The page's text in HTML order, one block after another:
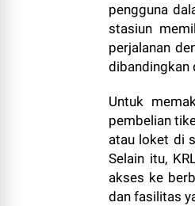
pengguna
stasiun
perjalanan
dibandingkan
Untuk
pembelian
atau loket di
Selain itu,
akses ke
dan fasilitas